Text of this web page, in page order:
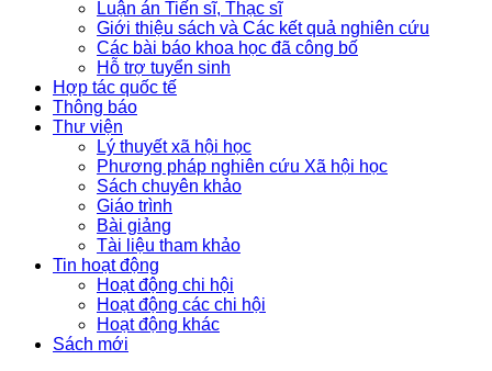
Luận án Tiến sĩ, Thạc sĩ
Giới thiệu sách và Các kết quả nghiên cứu
Các bài báo khoa học đã công bố
Hỗ trợ tuyển sinh
Hợp tác quốc tế
Thông báo
Thư viện
Lý thuyết xã hội học
Phương pháp nghiên cứu Xã hội học
Sách chuyên khảo
Giáo trình
Bài giảng
Tài liệu tham khảo
Tin hoạt động
Hoạt động chi hội
Hoạt động các chi hội
Hoạt động khác
Sách mới